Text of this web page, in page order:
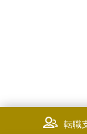
転職